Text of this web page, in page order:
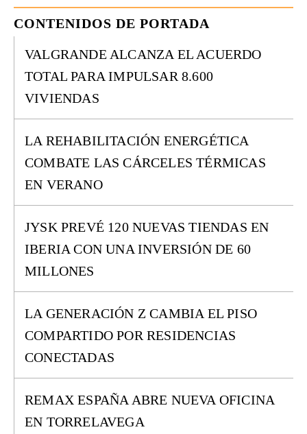
CONTENIDOS DE PORTADA
VALGRANDE ALCANZA EL ACUERDO
TOTAL PARA IMPULSAR 8.600
VIVIENDAS
LA REHABILITACIÓN ENERGÉTICA
COMBATE LAS CÁRCELES TÉRMICAS
EN VERANO
JYSK PREVÉ 120 NUEVAS TIENDAS EN
IBERIA CON UNA INVERSIÓN DE 60
MILLONES
LA GENERACIÓN Z CAMBIA EL PISO
COMPARTIDO POR RESIDENCIAS
CONECTADAS
REMAX ESPAÑA ABRE NUEVA OFICINA
EN TORRELAVEGA